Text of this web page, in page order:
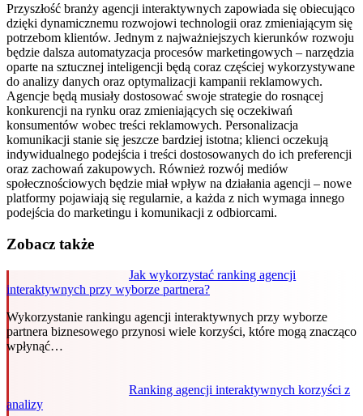
Przyszłość branży agencji interaktywnych zapowiada się obiecująco
dzięki dynamicznemu rozwojowi technologii oraz zmieniającym się
potrzebom klientów. Jednym z najważniejszych kierunków rozwoju
będzie dalsza automatyzacja procesów marketingowych – narzędzia
oparte na sztucznej inteligencji będą coraz częściej wykorzystywane
do analizy danych oraz optymalizacji kampanii reklamowych.
Agencje będą musiały dostosować swoje strategie do rosnącej
konkurencji na rynku oraz zmieniających się oczekiwań
konsumentów wobec treści reklamowych. Personalizacja
komunikacji stanie się jeszcze bardziej istotna; klienci oczekują
indywidualnego podejścia i treści dostosowanych do ich preferencji
oraz zachowań zakupowych. Również rozwój mediów
społecznościowych będzie miał wpływ na działania agencji – nowe
platformy pojawiają się regularnie, a każda z nich wymaga innego
podejścia do marketingu i komunikacji z odbiorcami.
Zobacz także
Jak wykorzystać ranking agencji
interaktywnych przy wyborze partnera?
Wykorzystanie rankingu agencji interaktywnych przy wyborze
partnera biznesowego przynosi wiele korzyści, które mogą znacząco
wpłynąć…
Ranking agencji interaktywnych korzyści z
analizy